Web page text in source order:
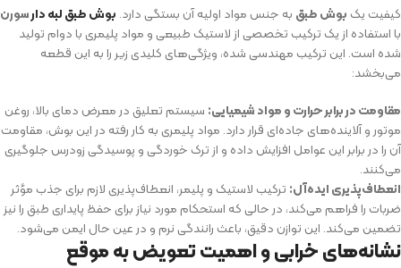
کیفیت یک بوش طبق به جنس مواد اولیه آن بستگی دارد. بوش طبق لبه دارسورن
با استفاده از یک ترکیب تخصصی از لاستیک طبیعی و مواد پلیمری با دوام تولید
شده است. این ترکیب مهندسی شده، ویژگی‌های کلیدی زیر را به این قطعه
می‌بخشد:
مقاومت در برابر حرارت و مواد شیمیایی: سیستم تعلیق در معرض دمای بالا، روغن
موتور و آلاینده‌های جاده‌ای قرار دارد. مواد پلیمری به کار رفته در این بوش، مقاومت
آن را در برابر این عوامل افزایش داده و از ترک خوردگی و پوسیدگی زودرس جلوگیری
می‌کنند.
انعطاف‌پذیری ایده‌آل: ترکیب لاستیک و پلیمر، انعطاف‌پذیری لازم برای جذب مؤثر
ضربات را فراهم می‌کند، در حالی که استحکام مورد نیاز برای حفظ پایداری طبق را نیز
تضمین می‌کند. این توازن دقیق، باعث رانندگی نرم و در عین حال ایمن می‌شود.
نشانه‌های خرابی و اهمیت تعویض به موقع